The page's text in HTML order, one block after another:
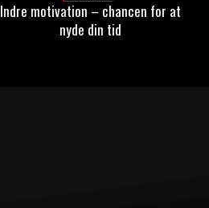
Indre motivation – chancen for at
nyde din tid